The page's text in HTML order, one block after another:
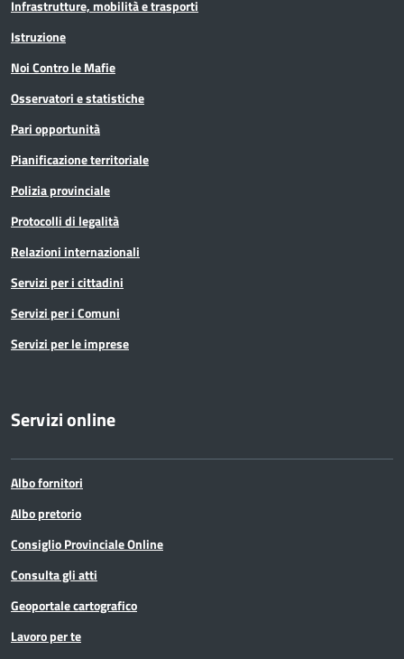
Infrastrutture, mobilità e trasporti
Istruzione
Noi Contro le Mafie
Osservatori e statistiche
Pari opportunità
Pianificazione territoriale
Polizia provinciale
Protocolli di legalità
Relazioni internazionali
Servizi per i cittadini
Servizi per i Comuni
Servizi per le imprese
Servizi online
Albo fornitori
Albo pretorio
Consiglio Provinciale Online
Consulta gli atti
Geoportale cartografico
Lavoro per te